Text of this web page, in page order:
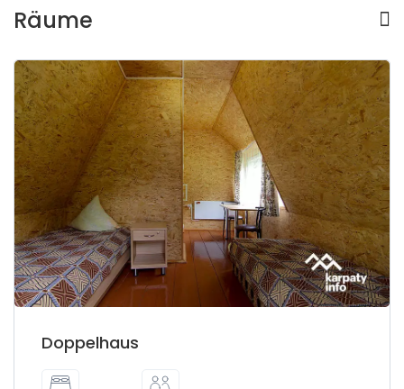
Räume
Doppelhaus